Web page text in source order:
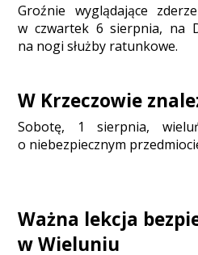
Groźnie wyglądające
w czwartek 6 sierpnia, na
na nogi służby ratunkowe.
W Krzeczowie
Sobotę, 1 sierpnia,
o niebezpiecznym
Ważna lekcja
w Wieluniu